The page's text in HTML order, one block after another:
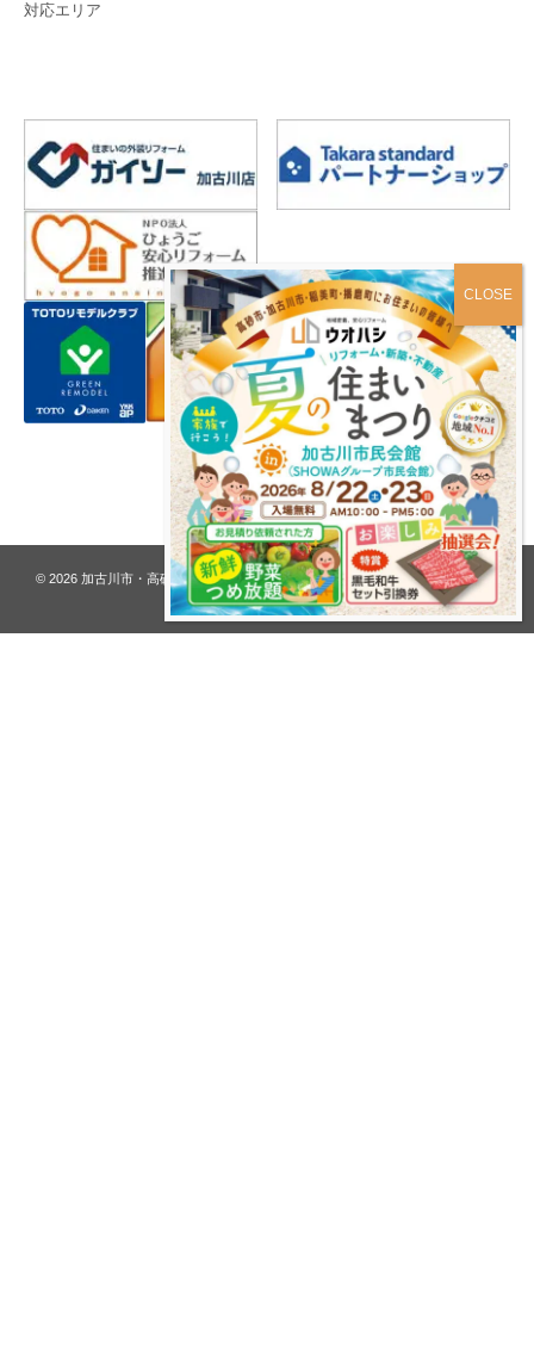
対応エリア
プライバシーポリシー
© 2026 加古川市・高砂市 夢リフォーム ウオハシ – 創業128年の老舗. All rights
reserved.